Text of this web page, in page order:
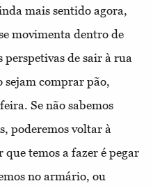
mais sentido agora,
movimenta dentro de
perspetivas de sair à rua
sejam comprar pão,
Se não sabemos
poderemos voltar à
temos a fazer é pegar
no armário, ou